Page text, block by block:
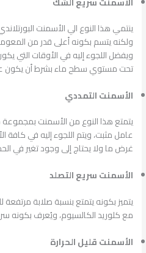
ينتمي هذا النوع الي الأسمنت
ولكنه يتسم بكونه أعلى قدر من
ويفضل اللجوء إليه في الأوقات التي
تحت مستوي سطح ماء بشرط أن يكون
الأسمنت التمددي
يتمتع هذا النوع من الأسمنت
عامل مثبت، ويتم اللجوء إليه في كافة
غرض ما ولا يحتاج إلى وجود تغير في
الأسمنت سريع التصلد
يتميز بكونه يتمتع بنسبة صلابة
مع كلوريد الكالسيوم، ويُعرف بكونه
الأسمنت قليل الحرارة